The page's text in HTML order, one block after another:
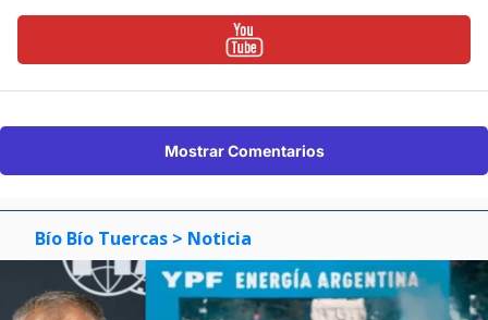
Mostrar Comentarios
Bío Bío Tuercas > Noticia